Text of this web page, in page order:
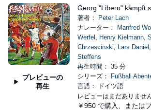
プレビューの
再生
Georg "Libero" kämpft
著者：
Peter Lach
ナレーター：
Manfred
Werfel , Henry Kielmann,
Chrzescinski, Lars Daniel ,
Steffens
再生時間： 35 分
シリーズ：
Fußball
言語： ドイツ語
レビューはまだありません
￥950 で購入、または